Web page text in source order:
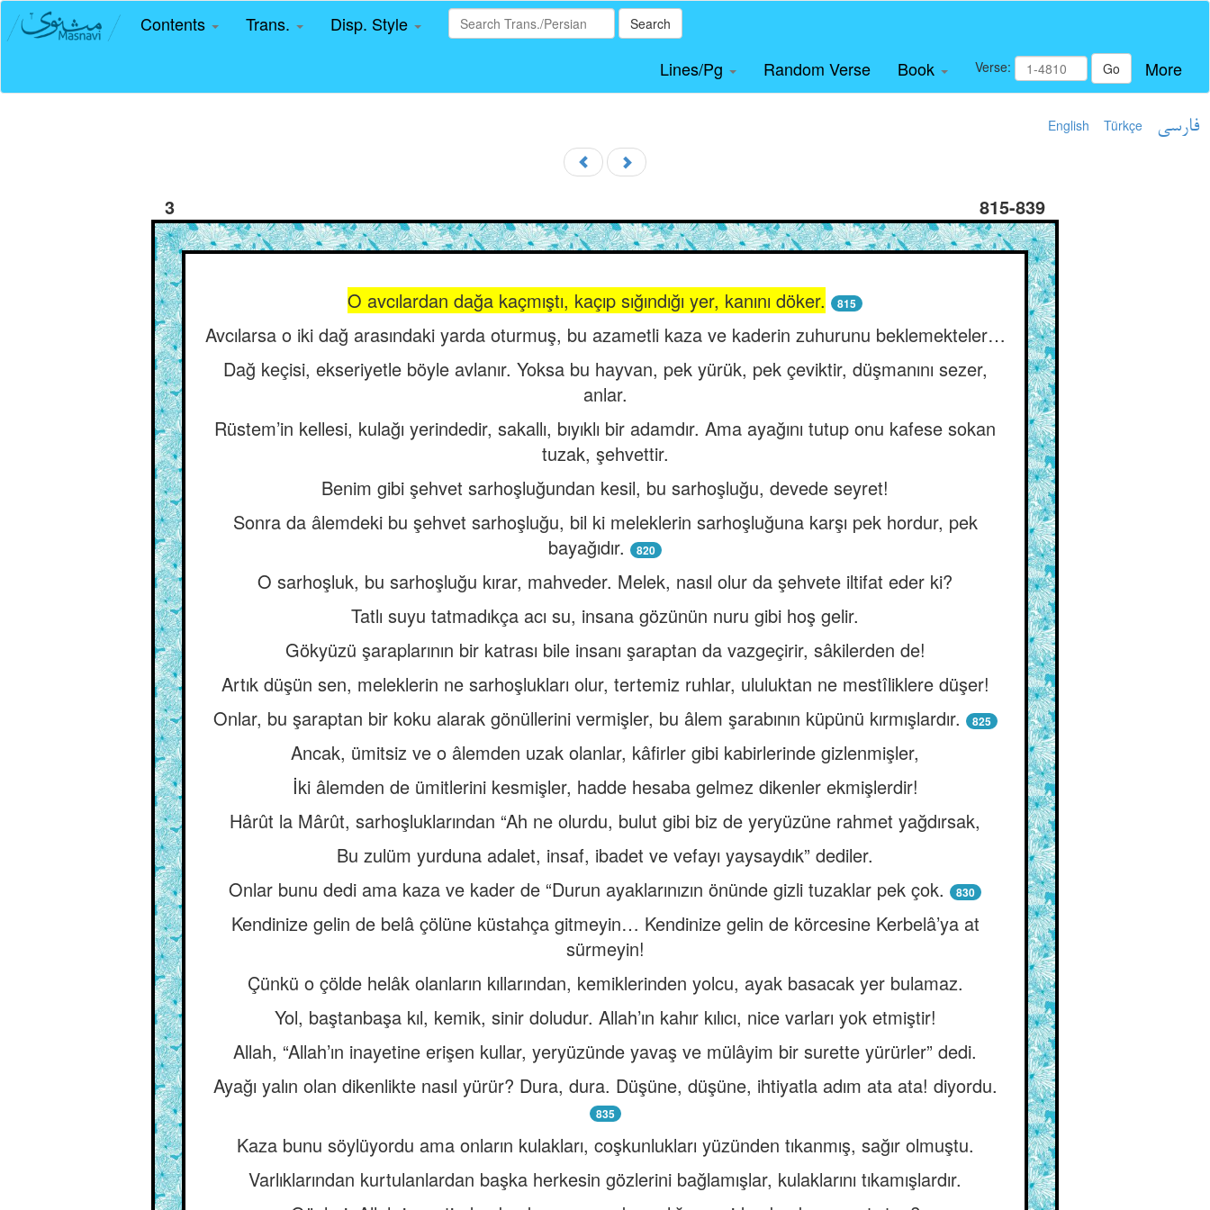
Contents Trans. Disp. Style Search
Lines/Pg Random Verse Book Verse: Go More
English Türkçe فارسی
3 815-839
O avcılardan dağa kaçmıştı, kaçıp sığındığı yer, kanını döker. 815
Avcılarsa o iki dağ arasındaki yarda oturmuş, bu azametli kaza ve kaderin zuhurunu beklemekteler…
Dağ keçisi, ekseriyetle böyle avlanır. Yoksa bu hayvan, pek yürük, pek çeviktir, düşmanını sezer,
anlar.
Rüstem’in kellesi, kulağı yerindedir, sakallı, bıyıklı bir adamdır. Ama ayağını tutup onu kafese sokan
tuzak, şehvettir.
Benim gibi şehvet sarhoşluğundan kesil, bu sarhoşluğu, devede seyret!
Sonra da âlemdeki bu şehvet sarhoşluğu, bil ki meleklerin sarhoşluğuna karşı pek hordur, pek
bayağıdır.
820
O sarhoşluk, bu sarhoşluğu kırar, mahveder. Melek, nasıl olur da şehvete iltifat eder ki?
Tatlı suyu tatmadıkça acı su, insana gözünün nuru gibi hoş gelir.
Gökyüzü şaraplarının bir katrası bile insanı şaraptan da vazgeçirir, sâkilerden de!
Artık düşün sen, meleklerin ne sarhoşlukları olur, tertemiz ruhlar, ululuktan ne mestîliklere düşer!
Onlar, bu şaraptan bir koku alarak gönüllerini vermişler, bu âlem şarabının küpünü kırmışlardır.
825
Ancak, ümitsiz ve o âlemden uzak olanlar, kâfirler gibi kabirlerinde gizlenmişler,
İki âlemden de ümitlerini kesmişler, hadde hesaba gelmez dikenler ekmişlerdir!
Hârût la Mârût, sarhoşluklarından “Ah ne olurdu, bulut gibi biz de yeryüzüne rahmet yağdırsak,
Bu zulüm yurduna adalet, insaf, ibadet ve vefayı yaysaydık” dediler.
Onlar bunu dedi ama kaza ve kader de “Durun ayaklarınızın önünde gizli tuzaklar pek çok.
830
Kendinize gelin de belâ çölüne küstahça gitmeyin… Kendinize gelin de körcesine Kerbelâ’ya at
sürmeyin!
Çünkü o çölde helâk olanların kıllarından, kemiklerinden yolcu, ayak basacak yer bulamaz.
Yol, baştanbaşa kıl, kemik, sinir doludur. Allah’ın kahır kılıcı, nice varları yok etmiştir!
Allah, “Allah’ın inayetine erişen kullar, yeryüzünde yavaş ve mülâyim bir surette yürürler” dedi.
Ayağı yalın olan dikenlikte nasıl yürür? Dura, dura. Düşüne, düşüne, ihtiyatla adım ata ata! diyordu.
835
Kaza bunu söylüyordu ama onların kulakları, coşkunlukları yüzünden tıkanmış, sağır olmuştu.
Varlıklarından kurtulanlardan başka herkesin gözlerini bağlamışlar, kulaklarını tıkamışlardır.